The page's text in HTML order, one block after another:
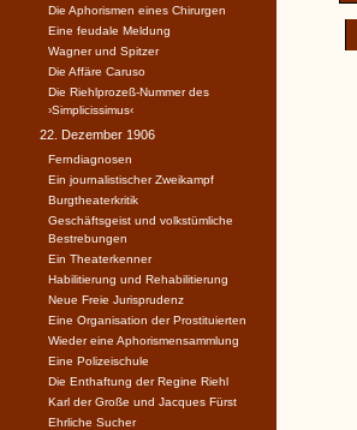
Die Aphorismen eines Chirurgen
Eine feudale Meldung
Wagner und Spitzer
Die Affäre Caruso
Die Riehlprozeß-Nummer des
›Simplicissimus‹
22. Dezember 1906
Ferndiagnosen
Ein journalistischer Zweikampf
Burgtheaterkritik
Geschäftsgeist und volkstümliche
Bestrebungen
Ein Theaterkenner
Habilitierung und Rehabilitierung
Neue Freie Jurisprudenz
Eine Organisation der Prostituierten
Wieder eine Aphorismensammlung
Eine Polizeischule
Die Enthaftung der Regine Riehl
Karl der Große und Jacques Fürst
Ehrliche Sucher